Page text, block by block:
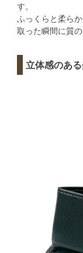
す。
ふっくらと柔ら
取った瞬間に質
立体感のあ